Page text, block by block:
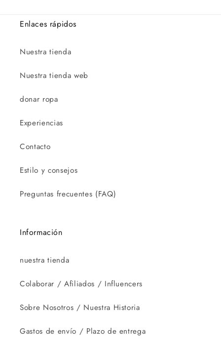
Enlaces rápidos
Nuestra tienda
Nuestra tienda web
donar ropa
Experiencias
Contacto
Estilo y consejos
Preguntas frecuentes (FAQ)
Información
nuestra tienda
Colaborar / Afiliados / Influencers
Sobre Nosotros / Nuestra Historia
Gastos de envío / Plazo de entrega